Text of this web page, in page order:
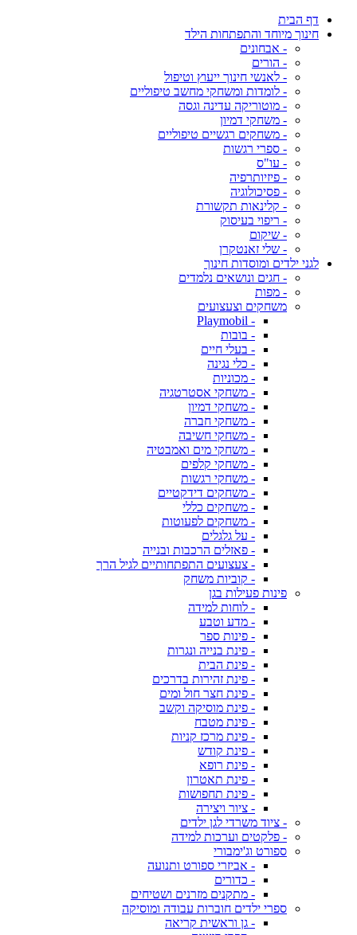
דף הבית
חינוך מיוחד והתפתחות הילד
- אבחונים
- הורים
- לאנשי חינוך ייעוץ וטיפול
- לומדות ומשחקי מחשב טיפוליים
- מוטוריקה עדינה וגסה
- משחקי דמיון
- משחקים רגשיים טיפוליים
- ספרי רגשות
- עו"ס
- פיזיותרפיה
- פסיכולוגיה
- קלינאות תקשורת
- ריפוי בעיסוק
- שיקום
- שלי זאנטקרן
לגני ילדים ומוסדות חינוך
- חגים ונושאים נלמדים
- מפות
משחקים וצעצועים
- Playmobil
- בובות
- בעלי חיים
- כלי נגינה
- מכוניות
- משחקי אסטרטגיה
- משחקי דמיון
- משחקי חברה
- משחקי חשיבה
- משחקי מים ואמבטיה
- משחקי קלפים
- משחקי רגשות
- משחקים דידקטיים
- משחקים כללי
- משחקים לפעוטות
- על גלגלים
- פאזלים הרכבות ובנייה
- צעצועים התפתחותיים לגיל הרך
- קוביות משחק
פינות פעילות בגן
- לוחות למידה
- מדע וטבע
- פינות ספר
- פינת בנייה ונגרות
- פינת הבית
- פינת זהירות בדרכים
- פינת חצר חול ומים
- פינת מוסיקה וקשב
- פינת מטבח
- פינת מרכז קניות
- פינת קודש
- פינת רופא
- פינת תאטרון
- פינת תחפושות
- ציור ויצירה
- ציוד משרדי לגן ילדים
- פלקטים וערכות למידה
ספורט וג'ימבורי
- אביזרי ספורט ותנועה
- כדורים
- מתקנים מזרנים ושטיחים
ספרי ילדים חוברות עבודה ומוסיקה
- גן וראשית קריאה